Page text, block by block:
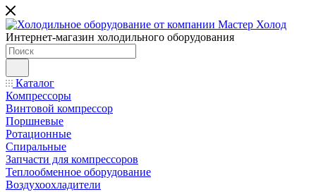
Интернет-магазин холодильного оборудования
Каталог
Компрессоры
Винтовой компрессор
Поршневые
Ротационные
Спиральные
Запчасти для компрессоров
Теплообменное оборудование
Воздухоохладители